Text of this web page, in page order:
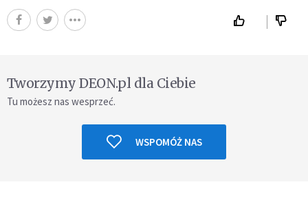
Tworzymy DEON.pl dla Ciebie
Tu możesz nas wesprzeć.
WSPOMÓŻ NAS